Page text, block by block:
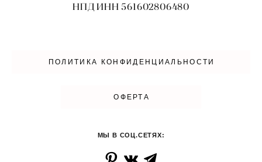
НПД ИНН 561602806480
ПОЛИТИКА КОНФИДЕНЦИАЛЬНОСТИ
ОФЕРТА
МЫ В СОЦ.СЕТЯХ: